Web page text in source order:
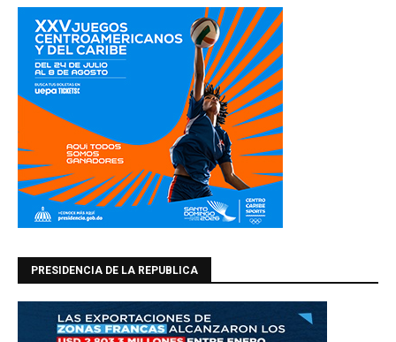
PRESIDENCIA DE LA REPUBLICA